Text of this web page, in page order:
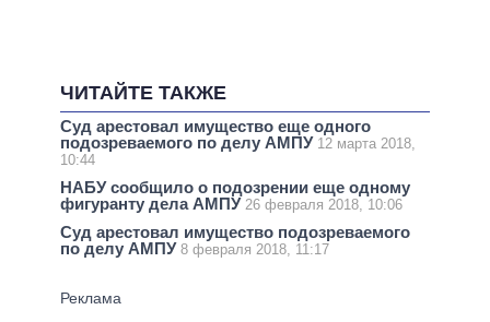
ЧИТАЙТЕ ТАКЖЕ
Суд арестовал имущество еще одного
подозреваемого по делу АМПУ 12 марта 2018,
10:44
НАБУ сообщило о подозрении еще одному
фигуранту дела АМПУ 26 февраля 2018, 10:06
Суд арестовал имущество подозреваемого
по делу АМПУ 8 февраля 2018, 11:17